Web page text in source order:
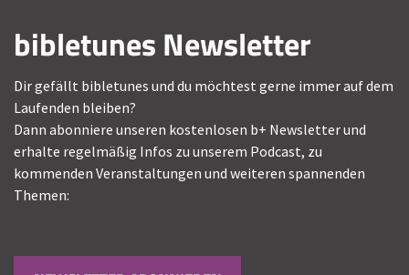
bibletunes Newsletter
Dir gefällt bibletunes und du möchtest gerne immer auf dem
Laufenden bleiben?
Dann abonniere unseren kostenlosen b+ Newsletter und
erhalte regelmäßig Infos zu unserem Podcast, zu
kommenden Veranstaltungen und weiteren spannenden
Themen: